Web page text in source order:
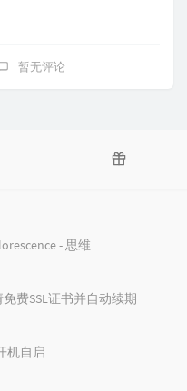
暂无评论
- 思维
费SSL证书并自动续期
机自启